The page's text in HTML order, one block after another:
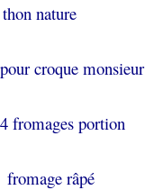
de thon
croque
fromages portion
fromage râpé